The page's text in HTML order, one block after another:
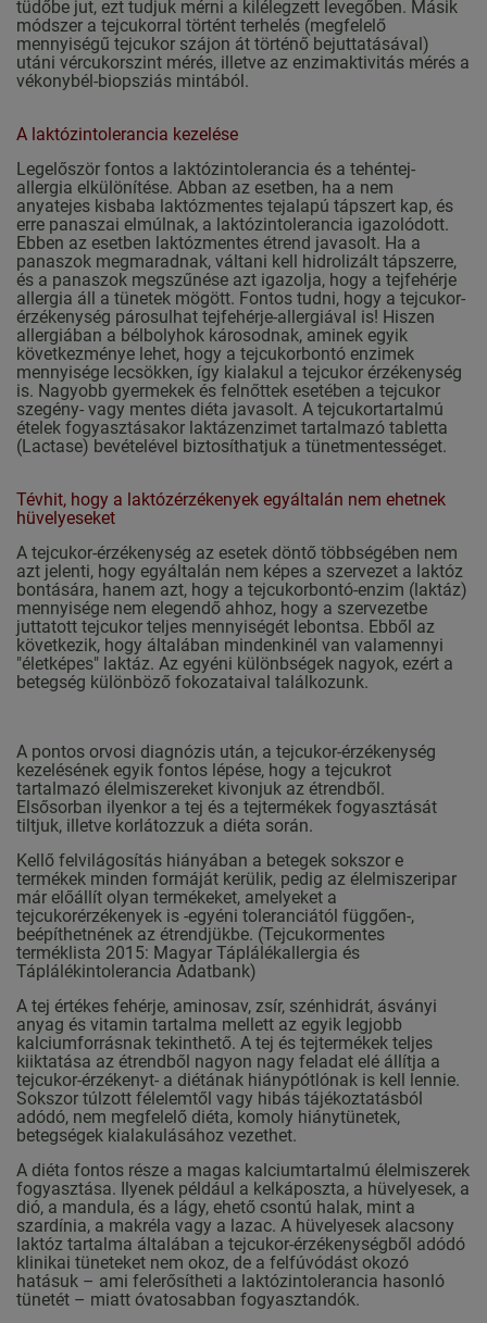
tüdőbe jut, ezt tudjuk mérni a kilélegzett levegőben. Másik
módszer a tejcukorral történt terhelés (megfelelő
mennyiségű tejcukor szájon át történő bejuttatásával)
utáni vércukorszint mérés, illetve az enzimaktivitás mérés a
vékonybél-biopsziás mintából.
A laktózintolerancia kezelése
Legelőször fontos a laktózintolerancia és a tehéntej-
allergia elkülönítése. Abban az esetben, ha a nem
anyatejes kisbaba laktózmentes tejalapú tápszert kap, és
erre panaszai elmúlnak, a laktózintolerancia igazolódott.
Ebben az esetben laktózmentes étrend javasolt. Ha a
panaszok megmaradnak, váltani kell hidrolizált tápszerre,
és a panaszok megszűnése azt igazolja, hogy a tejfehérje
allergia áll a tünetek mögött. Fontos tudni, hogy a tejcukor-
érzékenység párosulhat tejfehérje-allergiával is! Hiszen
allergiában a bélbolyhok károsodnak, aminek egyik
következménye lehet, hogy a tejcukorbontó enzimek
mennyisége lecsökken, így kialakul a tejcukor érzékenység
is. Nagyobb gyermekek és felnőttek esetében a tejcukor
szegény- vagy mentes diéta javasolt. A tejcukortartalmú
ételek fogyasztásakor laktázenzimet tartalmazó tabletta
(Lactase) bevételével biztosíthatjuk a tünetmentességet.
Tévhit, hogy a laktózérzékenyek egyáltalán nem ehetnek
hüvelyeseket
A tejcukor-érzékenység az esetek döntő többségében nem
azt jelenti, hogy egyáltalán nem képes a szervezet a laktóz
bontására, hanem azt, hogy a tejcukorbontó-enzim (laktáz)
mennyisége nem elegendő ahhoz, hogy a szervezetbe
juttatott tejcukor teljes mennyiségét lebontsa. Ebből az
következik, hogy általában mindenkinél van valamennyi
"életképes" laktáz. Az egyéni különbségek nagyok, ezért a
betegség különböző fokozataival találkozunk.
A pontos orvosi diagnózis után, a tejcukor-érzékenység
kezelésének egyik fontos lépése, hogy a tejcukrot
tartalmazó élelmiszereket kivonjuk az étrendből.
Elsősorban ilyenkor a tej és a tejtermékek fogyasztását
tiltjuk, illetve korlátozzuk a diéta során.
Kellő felvilágosítás hiányában a betegek sokszor e
termékek minden formáját kerülik, pedig az élelmiszeripar
már előállít olyan termékeket, amelyeket a
tejcukorérzékenyek is -egyéni toleranciától függően-,
beépíthetnének az étrendjükbe. (Tejcukormentes
terméklista 2015: Magyar Táplálékallergia és
Táplálékintolerancia Adatbank)
A tej értékes fehérje, aminosav, zsír, szénhidrát, ásványi
anyag és vitamin tartalma mellett az egyik legjobb
kalciumforrásnak tekinthető. A tej és tejtermékek teljes
kiiktatása az étrendből nagyon nagy feladat elé állítja a
tejcukor-érzékenyt- a diétának hiánypótlónak is kell lennie.
Sokszor túlzott félelemtől vagy hibás tájékoztatásból
adódó, nem megfelelő diéta, komoly hiánytünetek,
betegségek kialakulásához vezethet.
A diéta fontos része a magas kalciumtartalmú élelmiszerek
fogyasztása. Ilyenek például a kelkáposzta, a hüvelyesek, a
dió, a mandula, és a lágy, ehető csontú halak, mint a
szardínia, a makréla vagy a lazac. A hüvelyesek alacsony
laktóz tartalma általában a tejcukor-érzékenységből adódó
klinikai tüneteket nem okoz, de a felfúvódást okozó
hatásuk – ami felerősítheti a laktózintolerancia hasonló
tünetét – miatt óvatosabban fogyasztandók.